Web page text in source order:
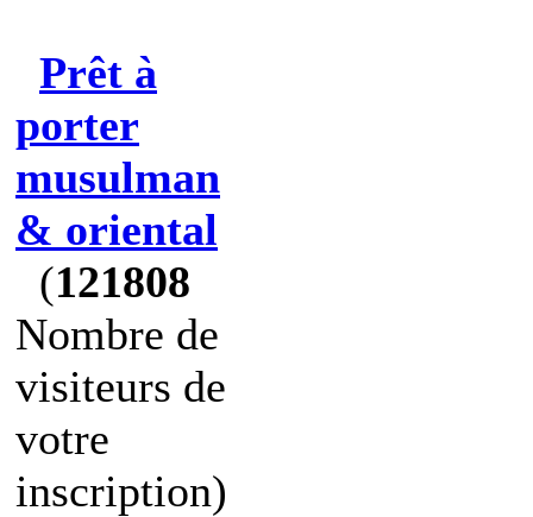
Prêt à
porter
musulman
& oriental
(121808
Nombre de
visiteurs de
votre
inscription)